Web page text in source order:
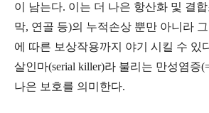
이 남는다. 이는 더 나은 항산화 및 결
막, 연골 등)의 누적손상 뿐만 아니라
에 따른 보상작용까지 야기 시킬 수 있
살인마(serial killer)라 불리는 만성염증
나은 보호를 의미한다.